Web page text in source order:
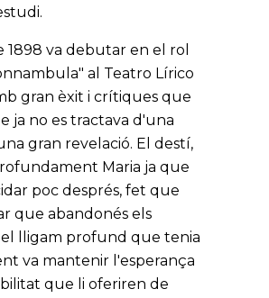
1898 va debutar en el rol
al Teatro Lírico
gran èxit i crítiques que
ja no es tractava d'una
gran revelació. El destí,
Maria ja que
poc després, fet que
que abandonés els
el lligam profund que tenia
va mantenir l'esperança
que li oferiren de